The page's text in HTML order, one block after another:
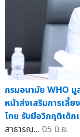
กรมอนามัย WHO
หน้าส่งเสริมการเลี้
ไทย รับมือวิกฤติเด็ก
สาธารณ... 05 มิ.ย.